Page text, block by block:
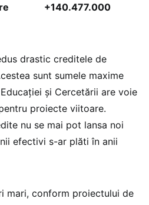
+140.477.000
drastic creditele de
sunt sumele maxime
și Cercetării are voie
proiecte viitoare.
nu se mai pot lansa noi
efectivi s-ar plăti în anii
mari, conform proiectului de